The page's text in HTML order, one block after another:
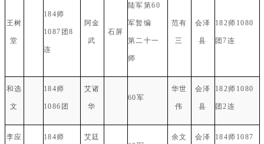
王树
堂
184师
1087团8
连
阿金
武
石屏
陆军第60
军暂编
第二十一
师
范有
三
会泽
县
182师1080
团7连
和选
文
184师
1086团
艾诸
华
60军
华世
伟
会泽
县
182师1080
团2连
李应 184师 艾廷 余文 会泽 184师1087